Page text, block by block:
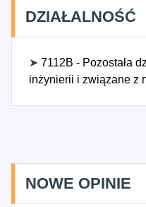
DZIAŁALNOŚĆ
➤ 7112B - Pozostała
inżynierii i związane z
NOWE OPINIE